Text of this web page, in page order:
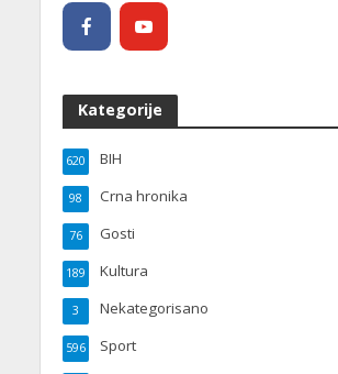
Kategorije
BIH
620
Crna hronika
98
Gosti
76
Kultura
189
Nekategorisano
3
Sport
596